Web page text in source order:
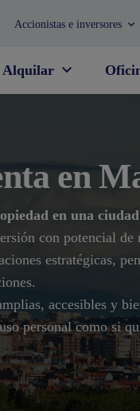
Accionistas e inversores
Alquilar
en
en una
con potencial
estratégicas,
accesibles y
personal como si